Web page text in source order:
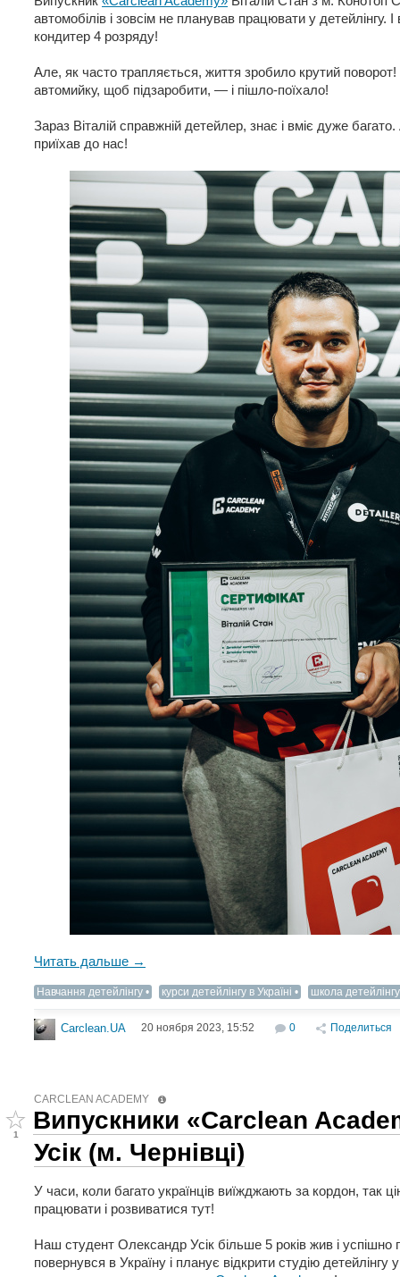
автомобілів і зовсім не планував працювати у детейлінгу.
кондитер 4 розряду!
Але, як часто трапляється, життя зробило крутий
автомийку, щоб підзаробити, — і пішло-поїхало!
Зараз Віталій справжній детейлер, знає і вміє дуже
приїхав до нас!
Читать дальше →
Навчання детейлінгу курси детейлінгу в Україні школа детейлінгу
Carclean.UA 20 ноября 2023, 15:52 0 Поделиться
CARCLEAN ACADEMY
1
Випускники «Carclean
Усік (м. Чернівці)
У часи, коли багато українців виїжджають за кордон, так
працювати і розвиватися тут!
Наш студент Олександр Усік більше 5 років жив і успішно
повернувся в Україну і планує відкрити студію детейлінгу